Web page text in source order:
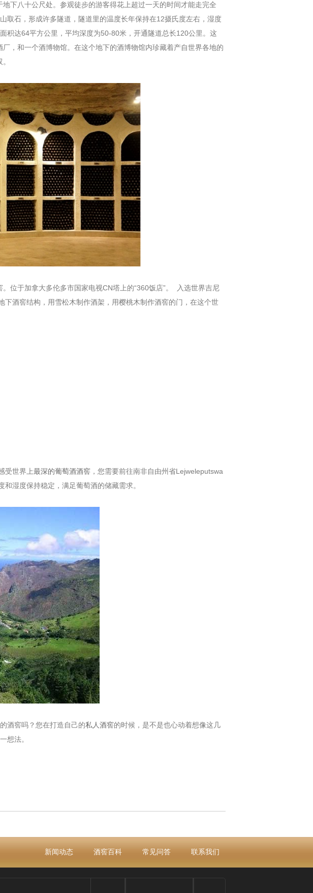
八十公尺处。参观徒步的游客得花上超过一天的时间才能走完全
取石，形成许多隧道，隧道里的温度长年保持在12摄氏度左右，湿度
积达64平方公里，平均深度为50-80米，开通隧道总长120公里。这
，和一个酒博物馆。在这个地下的酒博物馆内珍藏着产自世界各地的
。位于加拿大多伦多市国家电视CN塔上的“360饭店”。 入选世界吉尼
酒窖结构，用雪松木制作酒架，用樱桃木制作酒窖的门，在这个世
受世界上最深的葡萄酒酒窖 ，您需要前往南非自由州省Lejweleputswa
湿度保持稳定，满足葡萄酒的储藏需求。
酒窖吗？您在打造自己的私人酒窖的时候，是不是也心动着想像这几
想法。
新闻动态 酒窖百科 常见问答 联系我们